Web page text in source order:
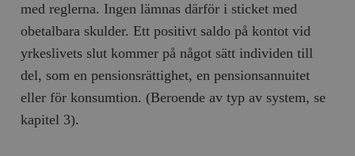
med reglerna. Ingen lämnas därför i sticket med
obetalbara skulder. Ett positivt saldo på kontot vid
yrkeslivets slut kommer på något sätt individen till
del, som en pensionsrättighet, en pensionsannuitet
eller för konsumtion. (Beroende av typ av system, se
kapitel 3).